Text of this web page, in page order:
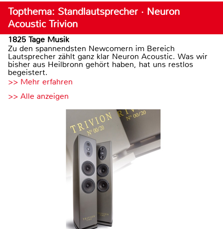
Topthema: Standlautsprecher · Neuron
Acoustic Trivion
1825 Tage Musik
Zu den spannendsten Newcomern im Bereich
Lautsprecher zählt ganz klar Neuron Acoustic. Was wir
bisher aus Heilbronn gehört haben, hat uns restlos
begeistert.
>> Mehr erfahren
>> Alle anzeigen